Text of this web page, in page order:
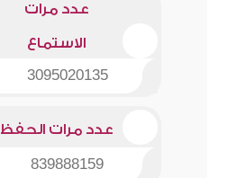
عدد مرات
الاستماع
3095020135
عدد مرات الحفظ
839888159